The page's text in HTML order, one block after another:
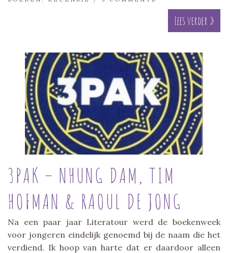
Lees verder »
3PAK – NHUNG DAM, TIM
HOFMAN & RAOUL DE JONG
Na een paar jaar Literatour werd de boekenweek
voor jongeren eindelijk genoemd bij de naam die het
verdiend. Ik hoop van harte dat er daardoor alleen